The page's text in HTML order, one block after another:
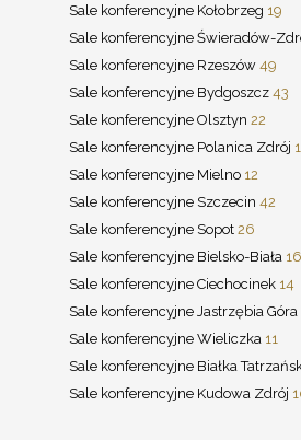
Sale konferencyjne Kołobrzeg 19
Sale konferencyjne Świeradów-
Sale konferencyjne Rzeszów 49
Sale konferencyjne Bydgoszcz 43
Sale konferencyjne Olsztyn 22
Sale konferencyjne Polanica Zdrój
Sale konferencyjne Mielno 12
Sale konferencyjne Szczecin 42
Sale konferencyjne Sopot 26
Sale konferencyjne Bielsko-Biała 16
Sale konferencyjne Ciechocinek 14
Sale konferencyjne Jastrzębia Góra
Sale konferencyjne Wieliczka 11
Sale konferencyjne Białka
Sale konferencyjne Kudowa Zdrój